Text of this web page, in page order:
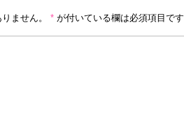
ません。 * が付いている欄は必須項目です